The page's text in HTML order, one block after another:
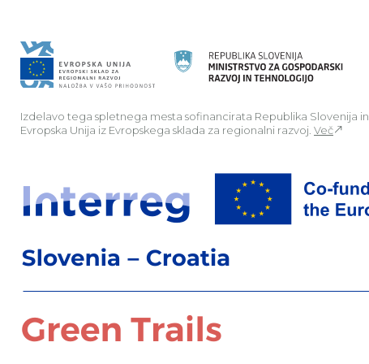
Izdelavo tega spletnega mesta sofinancirata Republika Slovenija in
Evropska Unija iz Evropskega sklada za regionalni razvoj. Več